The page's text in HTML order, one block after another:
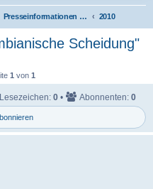
Presseinformationen & Neuigkeiten 2010
Scheidung"
1 von 1
Lesezeichen: 0 • Abonnenten: 0